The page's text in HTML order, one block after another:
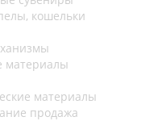
кошельки
материалы
материалы
продажа